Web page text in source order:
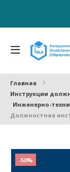
Главная
Инструкции
Инженерно-
Должностная
-50%